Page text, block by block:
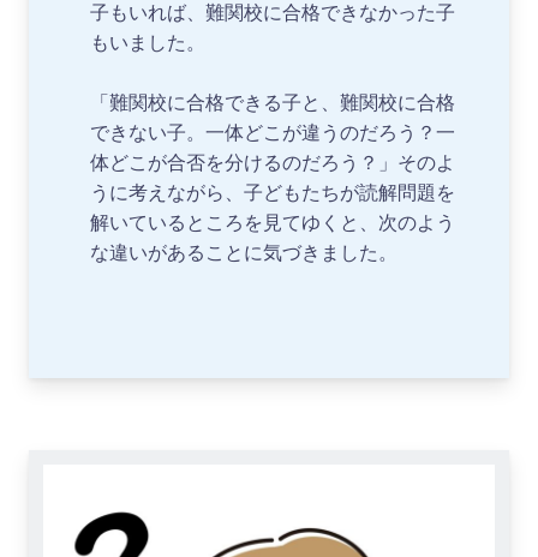
子もいれば、難関校に合格できなかった子
もいました。
「難関校に合格できる子と、難関校に合格
できない子。一体どこが違うのだろう？一
体どこが合否を分けるのだろう？」そのよ
うに考えながら、子どもたちが読解問題を
解いているところを見てゆくと、次のよう
な違いがあることに気づきました。